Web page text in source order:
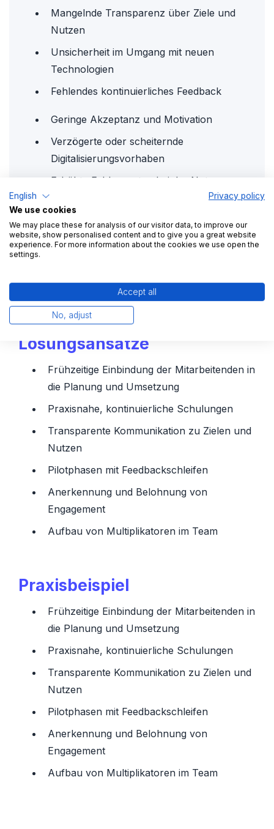
Mangelnde Transparenz über Ziele und
Nutzen
Unsicherheit im Umgang mit neuen
Technologien
Fehlendes kontinuierliches Feedback
Geringe Akzeptanz und Motivation
Verzögerte oder scheiternde
Digitalisierungsvorhaben
Erhöhte Fehlerquoten bei der Nutzung
Höherer Schulungsaufwand im Nachgang
Geringere Prozessqualität
Lösungsansätze
Frühzeitige Einbindung der Mitarbeitenden in
die Planung und Umsetzung
Praxisnahe, kontinuierliche Schulungen
Transparente Kommunikation zu Zielen und
Nutzen
Pilotphasen mit Feedbackschleifen
Anerkennung und Belohnung von
Engagement
Aufbau von Multiplikatoren im Team
Praxisbeispiel
Frühzeitige Einbindung der Mitarbeitenden in
die Planung und Umsetzung
Praxisnahe, kontinuierliche Schulungen
Transparente Kommunikation zu Zielen und
Nutzen
Pilotphasen mit Feedbackschleifen
Anerkennung und Belohnung von
Engagement
Aufbau von Multiplikatoren im Team
English
Privacy policy
We use cookies
We may place these for analysis of our visitor data, to improve our
website, show personalised content and to give you a great website
experience. For more information about the cookies we use open the
settings.
Accept all
No, adjust